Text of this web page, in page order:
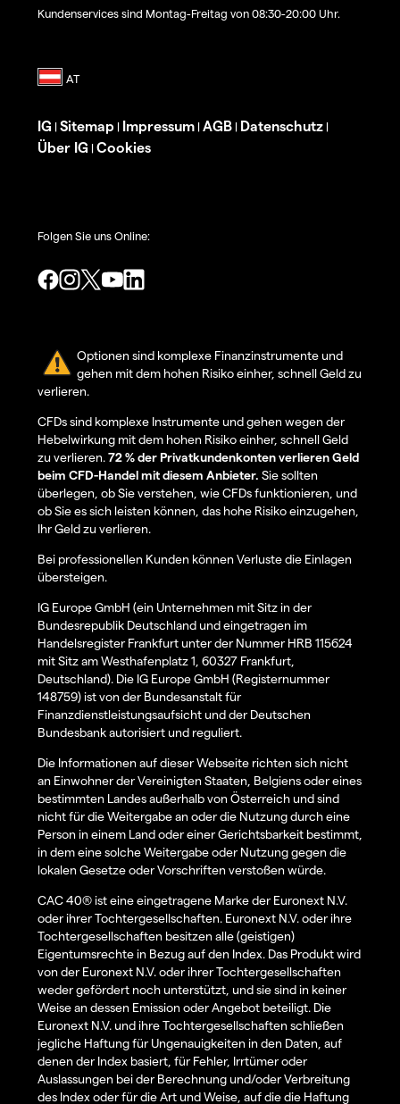
Kundenservices sind Montag-Freitag von 08:30-20:00 Uhr.
IG | Sitemap | Impressum | AGB | Datenschutz |
Über IG | Cookies
Folgen Sie uns Online:
Optionen sind komplexe Finanzinstrumente und
gehen mit dem hohen Risiko einher, schnell Geld zu
verlieren.
CFDs sind komplexe Instrumente und gehen wegen der
Hebelwirkung mit dem hohen Risiko einher, schnell Geld
zu verlieren.72 % der Privatkundenkonten verlieren Geld
beim CFD-Handel mit diesem Anbieter. Sie sollten
überlegen, ob Sie verstehen, wie CFDs funktionieren, und
ob Sie es sich leisten können, das hohe Risiko einzugehen,
Ihr Geld zu verlieren.
Bei professionellen Kunden können Verluste die Einlagen
übersteigen.
IG Europe GmbH (ein Unternehmen mit Sitz in der
Bundesrepublik Deutschland und eingetragen im
Handelsregister Frankfurt unter der Nummer HRB 115624
mit Sitz am Westhafenplatz 1, 60327 Frankfurt,
Deutschland). Die IG Europe GmbH (Registernummer
148759) ist von der Bundesanstalt für
Finanzdienstleistungsaufsicht und der Deutschen
Bundesbank autorisiert und reguliert.
Die Informationen auf dieser Webseite richten sich nicht
an Einwohner der Vereinigten Staaten, Belgiens oder eines
bestimmten Landes außerhalb von Österreich und sind
nicht für die Weitergabe an oder die Nutzung durch eine
Person in einem Land oder einer Gerichtsbarkeit bestimmt,
in dem eine solche Weitergabe oder Nutzung gegen die
lokalen Gesetze oder Vorschriften verstoßen würde.
CAC 40® ist eine eingetragene Marke der Euronext N.V.
oder ihrer Tochtergesellschaften. Euronext N.V. oder ihre
Tochtergesellschaften besitzen alle (geistigen)
Eigentumsrechte in Bezug auf den Index. Das Produkt wird
von der Euronext N.V. oder ihrer Tochtergesellschaften
weder gefördert noch unterstützt, und sie sind in keiner
Weise an dessen Emission oder Angebot beteiligt. Die
Euronext N.V. und ihre Tochtergesellschaften schließen
jegliche Haftung für Ungenauigkeiten in den Daten, auf
denen der Index basiert, für Fehler, Irrtümer oder
Auslassungen bei der Berechnung und/oder Verbreitung
des Index oder für die Art und Weise, auf die die Haftung